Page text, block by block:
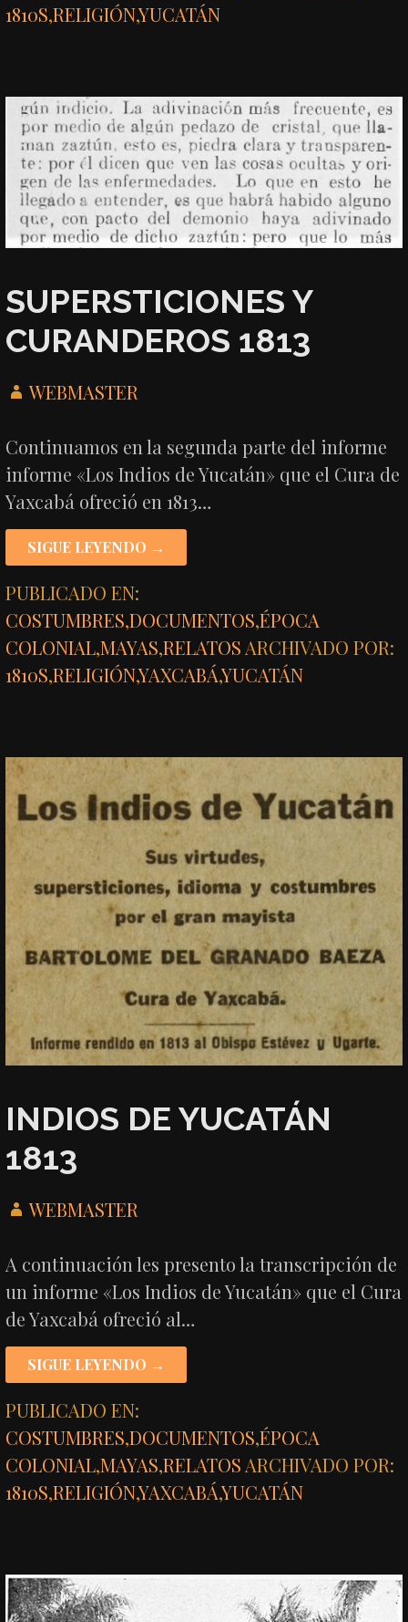
1810S,RELIGIÓN,YUCATÁN
SUPERSTICIONES Y
CURANDEROS 1813
WEBMASTER
Continuamos en la segunda parte del informe
informe «Los Indios de Yucatán» que el Cura de
Yaxcabá ofreció en 1813…
SIGUE LEYENDO →
PUBLICADO EN:
COSTUMBRES,DOCUMENTOS,ÉPOCA
COLONIAL,MAYAS,RELATOS ARCHIVADO POR:
1810S,RELIGIÓN,YAXCABÁ,YUCATÁN
INDIOS DE YUCATÁN
1813
WEBMASTER
A continuación les presento la transcripción de
un informe «Los Indios de Yucatán» que el Cura
de Yaxcabá ofreció al…
SIGUE LEYENDO →
PUBLICADO EN:
COSTUMBRES,DOCUMENTOS,ÉPOCA
COLONIAL,MAYAS,RELATOS ARCHIVADO POR:
1810S,RELIGIÓN,YAXCABÁ,YUCATÁN